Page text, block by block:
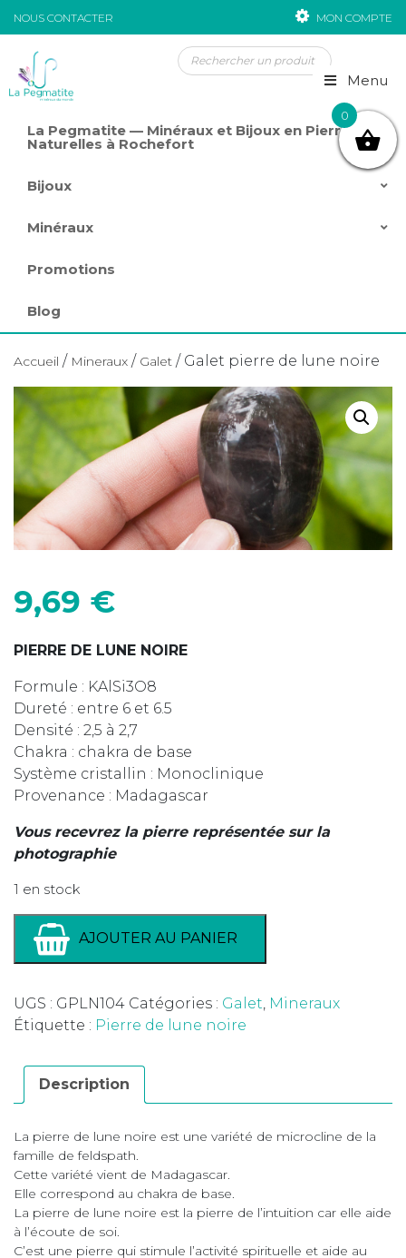
NOUS CONTACTER MON COMPTE
Passer au contenu
Menu
La Pegmatite — Minéraux et Bijoux en Pierres
Naturelles à Rochefort
Bijoux
Minéraux
Promotions
Blog
Accueil / Mineraux / Galet / Galet pierre de lune noire
9,69 €
PIERRE DE LUNE NOIRE
Formule : KAlSi3O8
Dureté : entre 6 et 6.5
Densité : 2,5 à 2,7
Chakra : chakra de base
Système cristallin : Monoclinique
Provenance : Madagascar
Vous recevrez la pierre représentée sur la
photographie
1 en stock
AJOUTER AU PANIER
UGS : GPLN104 Catégories : Galet, Mineraux
Étiquette : Pierre de lune noire
Description
La pierre de lune noire est une variété de microcline de la
famille de feldspath.
Cette variété vient de Madagascar.
Elle correspond au chakra de base.
La pierre de lune noire est la pierre de l’intuition car elle aide
à l’écoute de soi.
C’est une pierre qui stimule l’activité spirituelle et aide au
0